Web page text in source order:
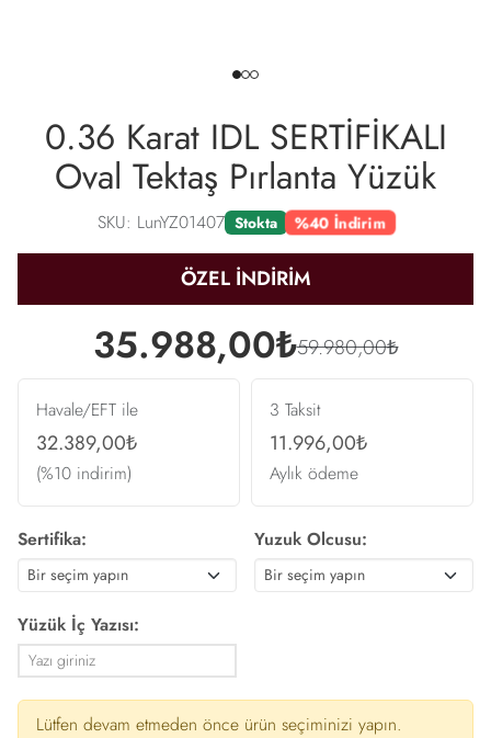
0.36 Karat IDL SERTİFİKALI
Oval Tektaş Pırlanta Yüzük
SKU: LunYZ01407 Stokta %40 İndirim
ÖZEL İNDİRİM
35.988,00₺59.980,00₺
Havale/EFT ile
32.389,00₺
(%10 indirim)
3 Taksit
11.996,00₺
Aylık ödeme
Sertifika: Yuzuk Olcusu:
Yüzük İç Yazısı:
Lütfen devam etmeden önce ürün seçiminizi yapın.